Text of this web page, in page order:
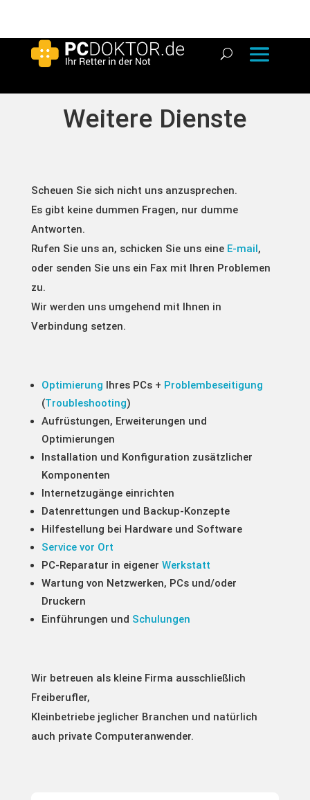
Weitere Dienste
Scheuen Sie sich nicht uns anzusprechen.
Es gibt keine dummen Fragen, nur dumme
Antworten.
Rufen Sie uns an, schicken Sie uns eine E-mail,
oder senden Sie uns ein Fax mit Ihren Problemen
zu.
Wir werden uns umgehend mit Ihnen in
Verbindung setzen.
Optimierung Ihres PCs + Problembeseitigung
(Troubleshooting)
Aufrüstungen, Erweiterungen und
Optimierungen
Installation und Konfiguration zusätzlicher
Komponenten
Internetzugänge einrichten
Datenrettungen und Backup-Konzepte
Hilfestellung bei Hardware und Software
Service vor Ort
PC-Reparatur in eigener Werkstatt
Wartung von Netzwerken, PCs und/oder
Druckern
Einführungen und Schulungen
Wir betreuen als kleine Firma ausschließlich
Freiberufler,
Kleinbetriebe jeglicher Branchen und natürlich
auch private Computeranwender.